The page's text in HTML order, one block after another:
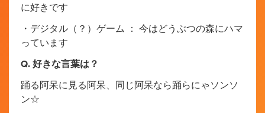
に好きです
・デジタル（？）ゲーム ： 今はどうぶつの森にハマ
っています
Q. 好きな言葉は？
踊る阿呆に見る阿呆、同じ阿呆なら踊らにゃソンソ
ン☆